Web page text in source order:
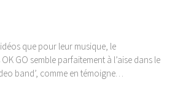
que pour leur musique, le
GO semble parfaitement à l’aise dans le
band’, comme en témoigne…